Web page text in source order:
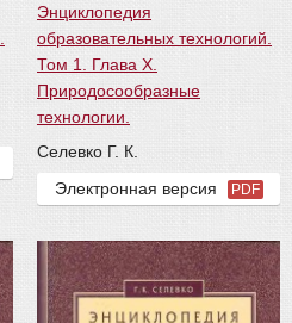
Энциклопедия
образовательных технологий.
Том 1. Глава X.
Природосообразные
технологии.
Селевко Г. К.
Электронная версия
PDF